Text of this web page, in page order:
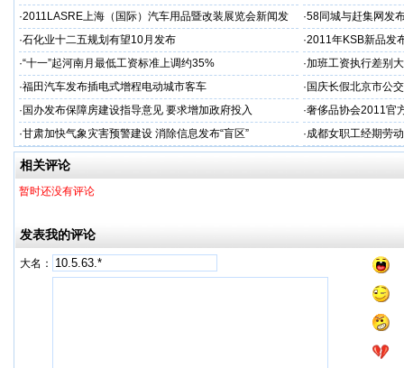
会
·2011LASRE上海（国际）汽车用品暨改装展览会新闻发
布会暨答谢晚宴隆重举行
·58同城与赶集网发
·石化业十二五规划有望10月发布 ·2011年KSB新品发
·“十一”起河南月最低工资标准上调约35% ·加班工资执行差别
·福田汽车发布插电式增程电动城市客车 · 国庆长假北京市公
· 国办发布保障房建设指导意见 要求增加政府投入 ·奢侈品协会2011官
·甘肃加快气象灾害预警建设 消除信息发布“盲区” ·成都女职工经期劳
相关评论
暂时还没有评论
发表我的评论
大名：